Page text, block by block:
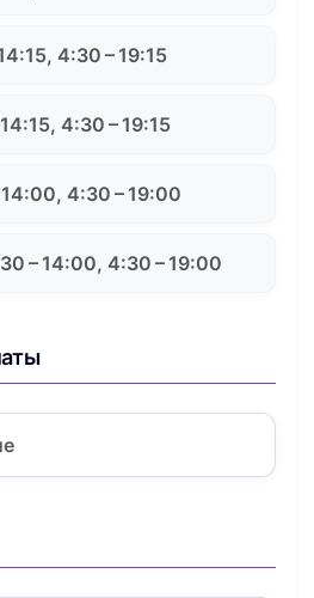
4:30 – 19:15
4:30 – 19:15
4:30 – 19:00
– 14:00, 4:30 – 19:00